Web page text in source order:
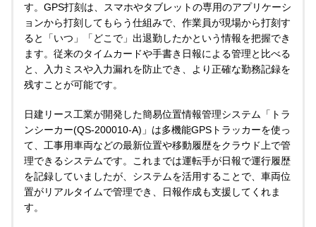
す。GPS打刻は、スマホやタブレットの専用のアプリケーシ
ョンから打刻してもらう仕組みで、作業員が現場から打刻す
ると「いつ」「どこで」出退勤したかという情報を把握でき
ます。従来のタイムカードや手書き日報による管理と比べる
と、入力ミスや入力漏れを防止でき、より正確な勤務記録を
残すことが可能です。
日建リース工業が開発した簡易位置情報管理システム「トラ
ンシーカー(QS-200010-A)」は多機能GPSトラッカーを使っ
て、工事用車両などの最新位置や移動履歴をクラウド上で管
理できるシステムです。これまでは運転手が日報で運行履歴
を記録していましたが、システムを活用することで、車両位
置がリアルタイムで管理でき、日報作成も支援してくれま
す。